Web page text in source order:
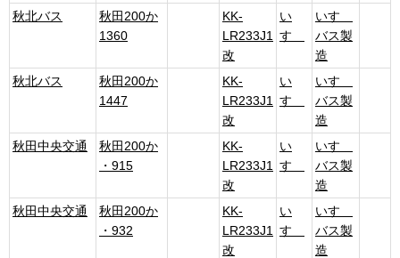
秋北バス
秋田200か
1360
KK-
LR233J1
改
い
すゞ
いすゞ
バス製
造
秋北バス
秋田200か
1447
KK-
LR233J1
改
い
すゞ
いすゞ
バス製
造
秋田中央交通
秋田200か
・915
KK-
LR233J1
改
い
すゞ
いすゞ
バス製
造
秋田中央交通
秋田200か
・932
KK-
LR233J1
改
い
すゞ
いすゞ
バス製
造